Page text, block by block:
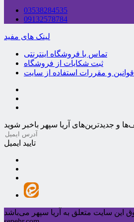
03538284535
09132578784
لینک های مفید
تماس با فروشگاه اینترنتی
ثبت شکایات از فروشگاه
قوانین و مقررات استفاده از سایت
تایید ایمیل